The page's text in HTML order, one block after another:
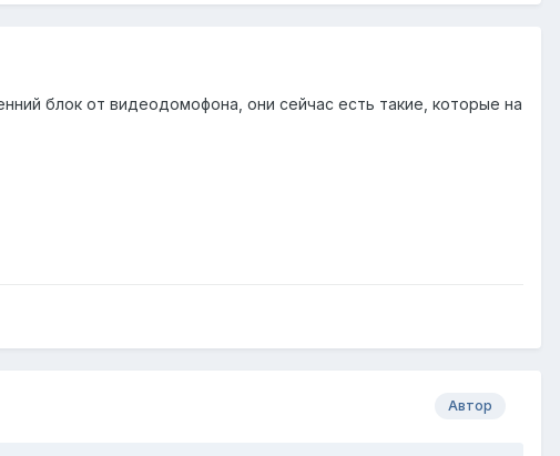
блок от видеодомофона, они сейчас есть такие, которые на
Автор